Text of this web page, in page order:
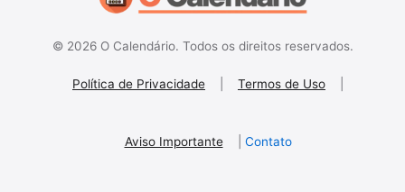
© 2026 O Calendário. Todos os direitos reservados.
Política de Privacidade Termos de Uso
Aviso Importante Contato